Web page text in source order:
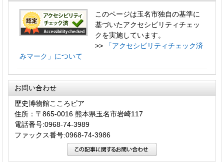
このページは玉名市独自の基準に
基づいたアクセシビリティチェッ
クを実施しています。
>>
「アクセシビリティチェック済
みマーク」について
お問い合わせ
歴史博物館こころピア
住所：〒865-0016 熊本県玉名市岩崎117
電話番号:0968-74-3989
ファックス番号:0968-74-3986